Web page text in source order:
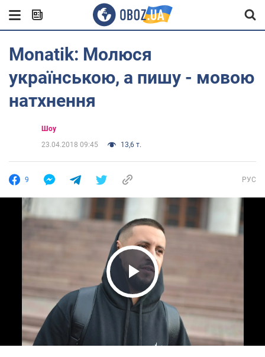
Monatik: Молюся
українською, а пишу - мовою
натхнення
Шоу
23.04.2018 09:45
13,6 т.
9 РУС
Play Video